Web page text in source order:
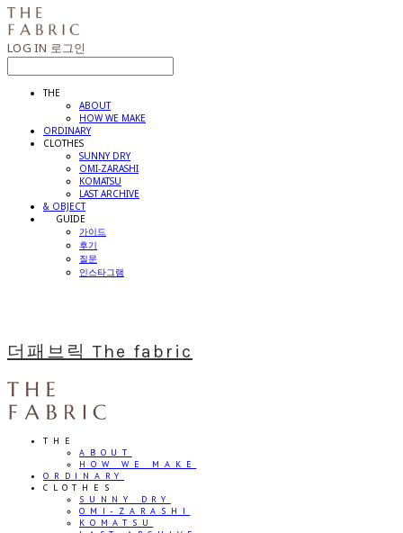
LOG IN 로그인
THE
ABOUT
HOW WE MAKE
ORDINARY
CLOTHES
SUNNY DRY
OMI-ZARASHI
KOMATSU
LAST ARCHIVE
& OBJECT
⠀⠀GUIDE
가이드
후기
질문
인스타그램
더패브릭 The fabric
THE
ABOUT
HOW WE MAKE
ORDINARY
CLOTHES
SUNNY DRY
OMI-ZARASHI
KOMATSU